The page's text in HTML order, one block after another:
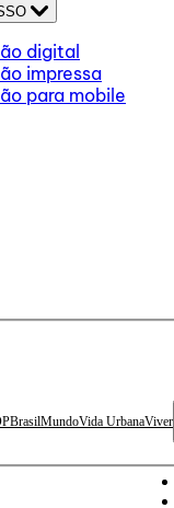
digital
impressa
para mobile
BrasilMundoVida UrbanaViver